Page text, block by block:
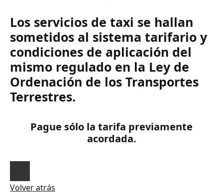
Los servicios de taxi se hallan
sometidos al sistema tarifario y
condiciones de aplicación del
mismo regulado en la Ley de
Ordenación de los Transportes
Terrestres.
Pague sólo la tarifa previamente
acordada.
Volver atrás